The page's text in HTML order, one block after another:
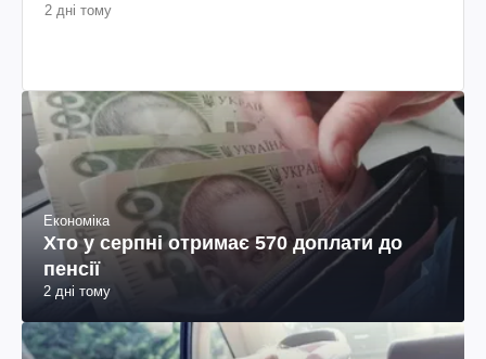
2 дні тому
Економіка
Хто у серпні отримає 570 доплати до
пенсії
2 дні тому